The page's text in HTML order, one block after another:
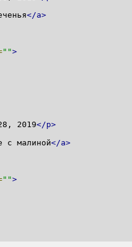
</a>
"">
2019</p>
с малиной</a>
"">